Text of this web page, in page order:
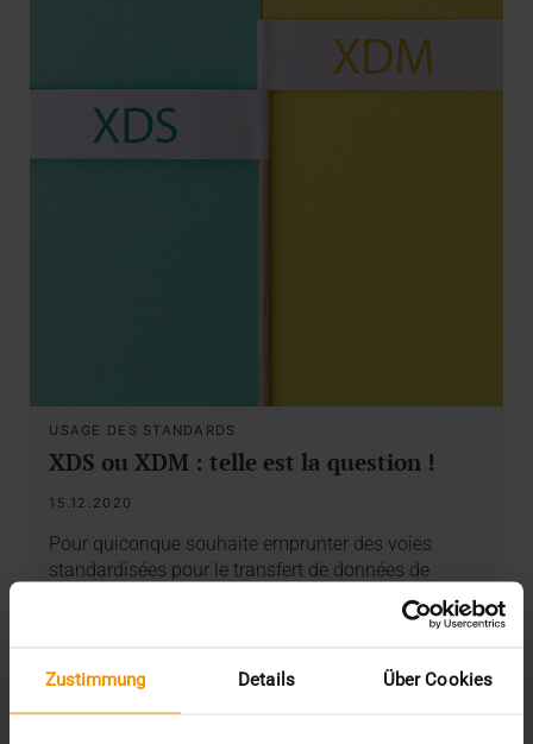
Zustimmung Details Über Cookies
USAGE DES STANDARDS
XDS ou XDM : telle est la question !
15.12.2020
Pour quiconque souhaite emprunter des voies
standardisées pour le transfert de données de
SVEN LÜTTMANN